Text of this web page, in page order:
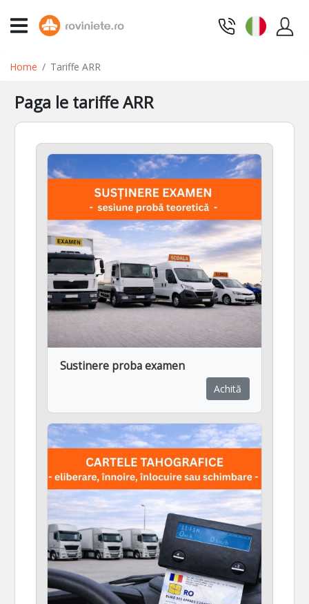
Home Tariffe ARR
Paga le tariffe ARR
Sustinere proba examen
Achită